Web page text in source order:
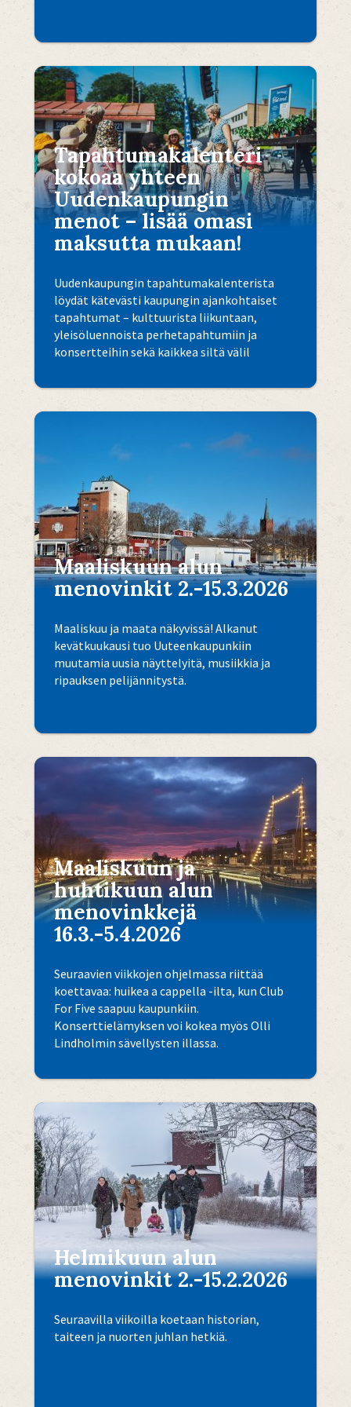
Tapahtumakalenteri
kokoaa yhteen
Uudenkaupungin
menot – lisää omasi
maksutta mukaan!
Uudenkaupungin tapahtumakalenterista
löydät kätevästi kaupungin ajankohtaiset
tapahtumat – kulttuurista liikuntaan,
yleisöluennoista perhetapahtumiin ja
konsertteihin sekä kaikkea siltä välil
Maaliskuun alun
menovinkit 2.-15.3.2026
Maaliskuu ja maata näkyvissä! Alkanut
kevätkuukausi tuo Uuteenkaupunkiin
muutamia uusia näyttelyitä, musiikkia ja
ripauksen pelijännitystä.
Maaliskuun ja
huhtikuun alun
menovinkkejä
16.3.-5.4.2026
Seuraavien viikkojen ohjelmassa riittää
koettavaa: huikea a cappella -ilta, kun Club
For Five saapuu kaupunkiin.
Konserttielämyksen voi kokea myös Olli
Lindholmin sävellysten illassa.
Helmikuun alun
menovinkit 2.-15.2.2026
Seuraavilla viikoilla koetaan historian,
taiteen ja nuorten juhlan hetkiä.